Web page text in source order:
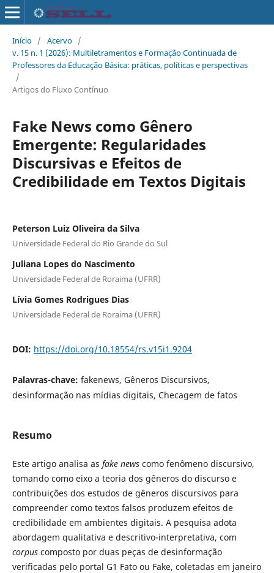
Início / Acervo /
v. 15 n. 1 (2026): Multiletramentos e Formação Continuada de
Professores da Educação Básica: práticas, políticas e perspectivas
/
Artigos do Fluxo Contínuo
Fake News como Gênero
Emergente: Regularidades
Discursivas e Efeitos de
Credibilidade em Textos Digitais
Peterson Luiz Oliveira da Silva
Universidade Federal do Rio Grande do Sul
Juliana Lopes do Nascimento
Universidade Federal de Roraima (UFRR)
Lívia Gomes Rodrigues Dias
Universidade Federal de Roraima (UFRR)
DOI: https://doi.org/10.18554/rs.v15i1.9204
Palavras-chave: fakenews, Gêneros Discursivos,
desinformação nas mídias digitais, Checagem de fatos
Resumo
Este artigo analisa as fake newscomo fenômeno discursivo,
tomando como eixo a teoria dos gêneros do discurso e
contribuições dos estudos de gêneros discursivos para
compreender como textos falsos produzem efeitos de
credibilidade em ambientes digitais. A pesquisa adota
abordagem qualitativa e descritivo-interpretativa, com
corpuscomposto por duas peças de desinformação
verificadas pelo portal G1 Fato ou Fake, coletadas em janeiro